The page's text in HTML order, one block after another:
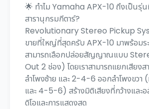
🌟 ทำไม Yamaha APX-10 ถึงเป็นรุ่
สารานุกรมกีตาร์?
Revolutionary Stereo Pickup
ขายที่ใหญ่ที่สุดครับ APX-10 มาพร้อม
สามารถเลือกปล่อยสัญญาณแบบ
Out 2 ช่อง) โดยเราสามารถแยกเสียง
ลำโพงซ้าย และ 2-4-6 ออกลำโพงขวา
และ 4-5-6) สร้างมิติเสียงที่กว้างและ
ดิโอและการแสดงสด